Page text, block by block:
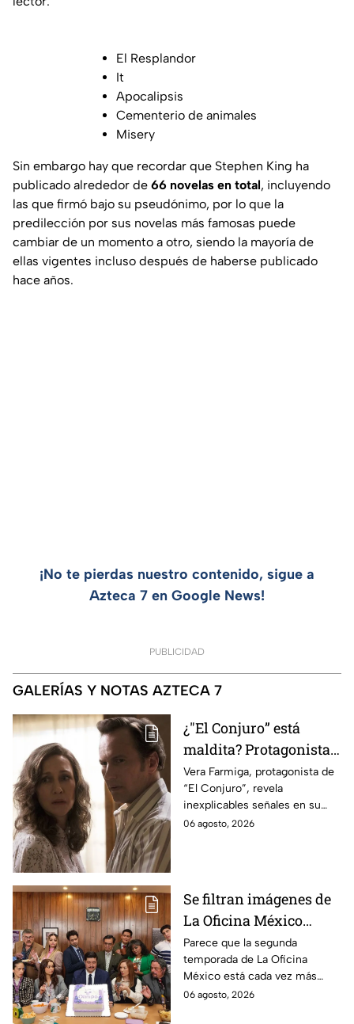
El Resplandor
It
Apocalipsis
Cementerio de animales
Misery
Sin embargo hay que recordar que Stephen King ha
publicado alrededor de 66 novelas en total, incluyendo
las que firmó bajo su pseudónimo, por lo que la
predilección por sus novelas más famosas puede
cambiar de un momento a otro, siendo la mayoría de
ellas vigentes incluso después de haberse publicado
hace años.
¡No te pierdas nuestro contenido, sigue a
Azteca 7 en Google News!
PUBLICIDAD
GALERÍAS Y NOTAS AZTECA 7
¿"El Conjuro” está
maldita? Protagonista
revela INQUIETANTES
señales en su cuerpo
durante la grabación de
la película
Vera Farmiga, protagonista de
“El Conjuro”, revela
inexplicables señales en su
cuerpo durante el rodaje de la
06 agosto, 2026
Se filtran imágenes de
La Oficina México
temporada 2 y un
detalle desata teorías
entre los fans
Parece que la segunda
temporada de La Oficina
México está cada vez más
cerca, pues el elenco ya se
06 agosto, 2026